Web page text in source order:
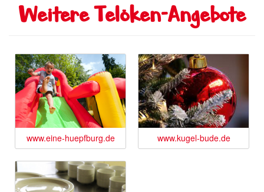
Weitere Telöken-Angebote
www.eine-huepfburg.de www.kugel-bude.de